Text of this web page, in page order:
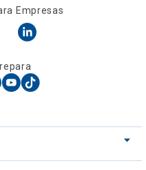
Empresas